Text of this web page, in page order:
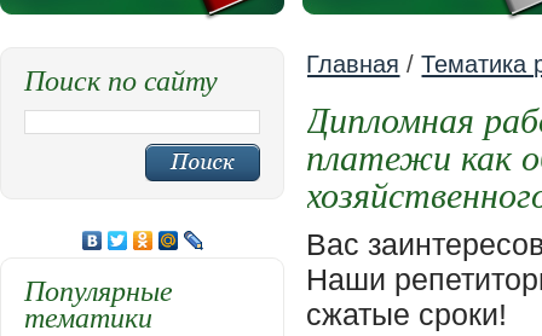
Главная /Тематика
Дипломная
платежи как
Вас
Наши
сжатые сроки!
Поиск по сайту
Популярные
тематики